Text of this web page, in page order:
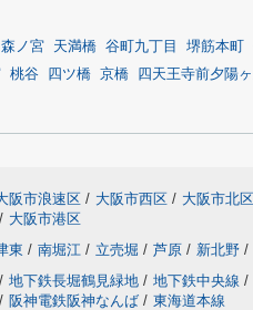
森ノ宮 天満橋 谷町九丁目 堺筋本町
桃谷 四ツ橋 京橋 四天王寺前夕陽
阪市浪速区 / 大阪市西区 / 大阪市北区
/ 大阪市港区
東 / 南堀江 / 立売堀 / 芦原 / 新北野 /
/ 地下鉄長堀鶴見緑地 / 地下鉄中央線 /
/ 阪神電鉄阪神なんば / 東海道本線